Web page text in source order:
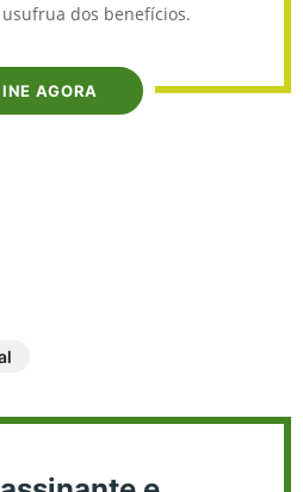
dos benefícios.
AGORA